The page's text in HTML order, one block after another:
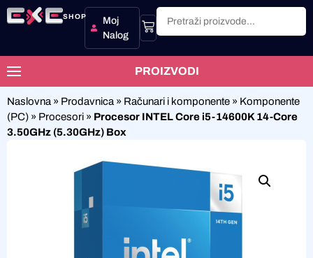
SHOP
Moj
Nalog
PROIZVODI
Naslovna » Prodavnica » Računari i komponente » Komponente
(PC) » Procesori » Procesor INTEL Core i5-14600K 14-Core
3.50GHz (5.30GHz) Box